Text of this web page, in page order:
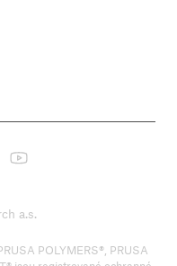
a.s.
POLYMERS®, PRUSA